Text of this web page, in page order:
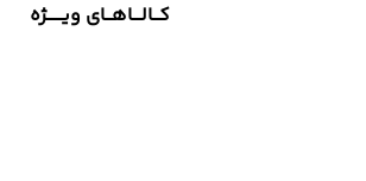
کـــالــــاهـــای ویـــــــژه